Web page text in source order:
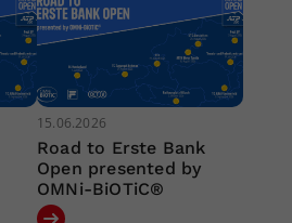
15.06.2026
Road to Erste Bank
Open presented by
OMNi-BiOTiC®